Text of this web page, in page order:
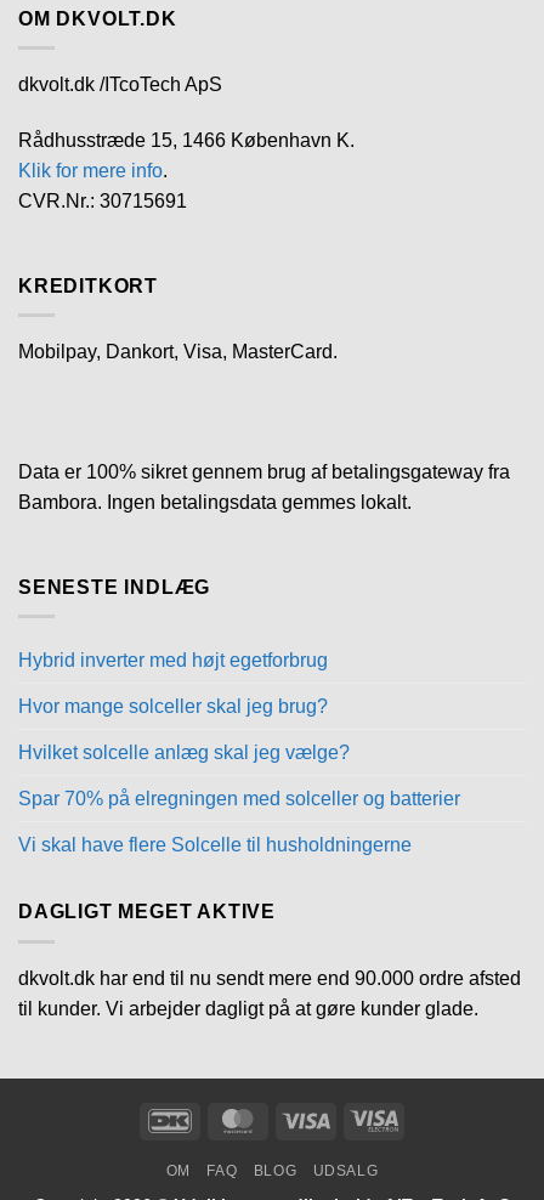
OM DKVOLT.DK
dkvolt.dk /ITcoTech ApS
Rådhusstræde 15, 1466 København K.
Klik for mere info.
CVR.Nr.: 30715691
KREDITKORT
Mobilpay, Dankort, Visa, MasterCard.
Data er 100% sikret gennem brug af betalingsgateway fra
Bambora. Ingen betalingsdata gemmes lokalt.
SENESTE INDLÆG
Hybrid inverter med højt egetforbrug
Hvor mange solceller skal jeg brug?
Hvilket solcelle anlæg skal jeg vælge?
Spar 70% på elregningen med solceller og batterier
Vi skal have flere Solcelle til husholdningerne
DAGLIGT MEGET AKTIVE
dkvolt.dk har end til nu sendt mere end 90.000 ordre afsted
til kunder. Vi arbejder dagligt på at gøre kunder glade.
DanKort MasterCardVisa
Visa
OM FAQ BLOG UDSALG